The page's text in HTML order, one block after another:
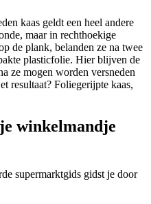
kaas geldt een heel andere
maar in rechthoekige
de plank, belanden ze na twee
plasticfolie. Hier blijven de
ze mogen worden versneden
resultaat? Foliegerijpte kaas,
winkelmandje
supermarktgids gidst je door